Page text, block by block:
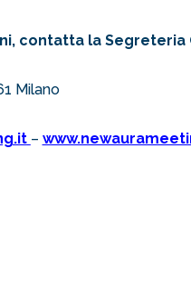
contatta la Segreteria
Milano
–